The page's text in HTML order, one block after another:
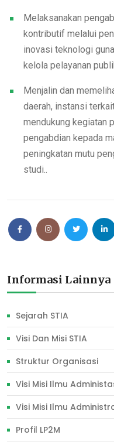
Melaksanakan
kontributif melalui
inovasi teknologi
kelola pelayanan
Menjalin dan
daerah, instansi
mendukung kegiatan
pengabdian kepada
peningkatan mutu
studi..
Informasi Lainnya
Sejarah STIA
Visi Dan Misi STIA
Struktur Organisasi
Visi Misi Ilmu
Visi Misi Ilmu
Profil LP2M